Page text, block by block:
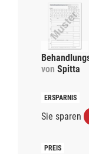
von Spitta
Sie sparen